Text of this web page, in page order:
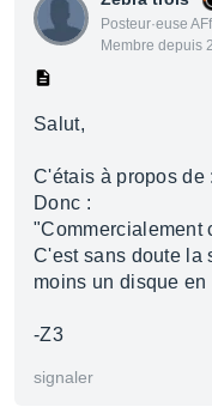
Posteur·euse
Membre depuis
Salut,
C'étais à propos de
Donc :
"Commercialement
C'est sans doute la
moins un disque
-Z3
signaler